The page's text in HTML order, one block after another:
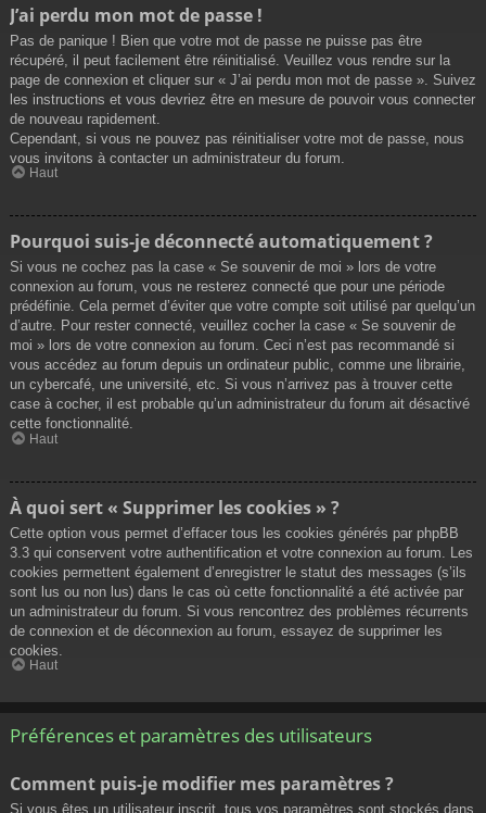
J’ai perdu mon mot de passe !
Pas de panique ! Bien que votre mot de passe ne puisse pas être
récupéré, il peut facilement être réinitialisé. Veuillez vous rendre sur la
page de connexion et cliquer sur « J’ai perdu mon mot de passe ». Suivez
les instructions et vous devriez être en mesure de pouvoir vous connecter
de nouveau rapidement.
Cependant, si vous ne pouvez pas réinitialiser votre mot de passe, nous
vous invitons à contacter un administrateur du forum.
Haut
Pourquoi suis-je déconnecté automatiquement ?
Si vous ne cochez pas la case « Se souvenir de moi » lors de votre
connexion au forum, vous ne resterez connecté que pour une période
prédéfinie. Cela permet d’éviter que votre compte soit utilisé par quelqu’un
d’autre. Pour rester connecté, veuillez cocher la case « Se souvenir de
moi » lors de votre connexion au forum. Ceci n’est pas recommandé si
vous accédez au forum depuis un ordinateur public, comme une librairie,
un cybercafé, une université, etc. Si vous n’arrivez pas à trouver cette
case à cocher, il est probable qu’un administrateur du forum ait désactivé
cette fonctionnalité.
Haut
À quoi sert « Supprimer les cookies » ?
Cette option vous permet d’effacer tous les cookies générés par phpBB
3.3 qui conservent votre authentification et votre connexion au forum. Les
cookies permettent également d’enregistrer le statut des messages (s’ils
sont lus ou non lus) dans le cas où cette fonctionnalité a été activée par
un administrateur du forum. Si vous rencontrez des problèmes récurrents
de connexion et de déconnexion au forum, essayez de supprimer les
cookies.
Haut
Préférences et paramètres des utilisateurs
Comment puis-je modifier mes paramètres ?
Si vous êtes un utilisateur inscrit, tous vos paramètres sont stockés dans